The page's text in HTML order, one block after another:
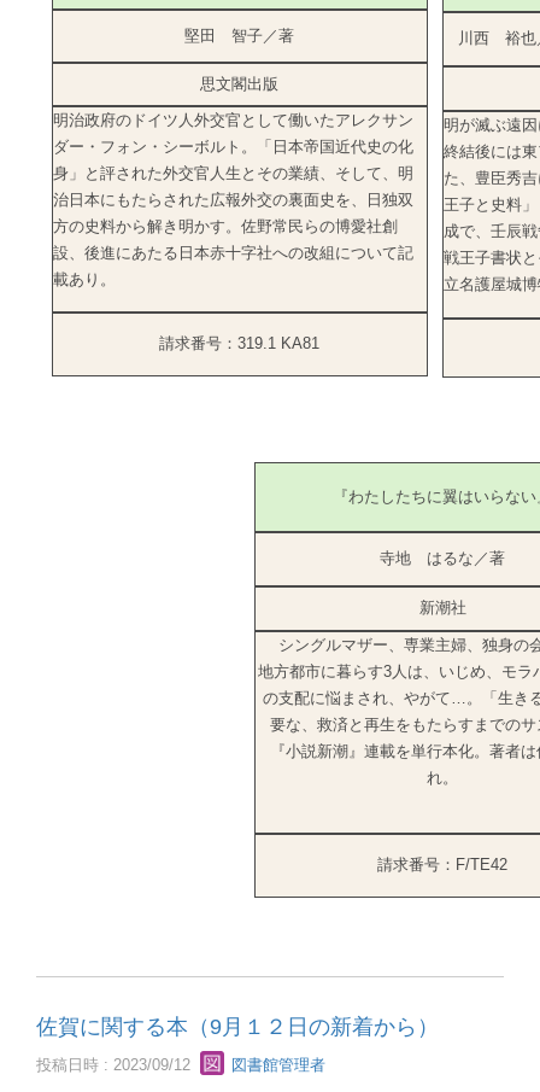
堅田 智子／著
思文閣出版
明治政府のドイツ人外交官として働いたアレクサン
ダー・フォン・シーボルト。「日本帝国近代史の化
身」と評された外交官人生とその業績、そして、明
治日本にもたらされた広報外交の裏面史を、日独双
方の史料から解き明かす。佐野常民らの博愛社創
設、後進にあたる日本赤十字社への改組について記
載あり。
請求番号：319.1 KA81
川西 裕
明が滅ぶ遠
終結後には
た、豊臣秀
王子と史料
成で、壬辰
戦王子書状
立名護屋城
『わたしたちに翼はいらない
寺地 はるな／著
新潮社
シングルマザー、専業主婦、独身の
地方都市に暮らす3人は、いじめ、モラ
の支配に悩まされ、やがて…。「生き
要な、救済と再生をもたらすまでの
『小説新潮』連載を単行本化。著者
れ。
請求番号：F/TE42
佐賀に関する本（9月１２日の新着から）
投稿日時 : 2023/09/12 図書館管理者